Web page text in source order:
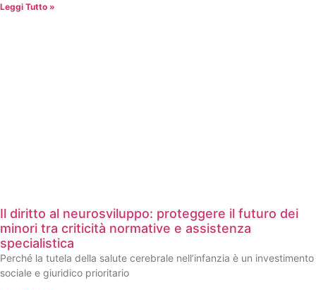
Leggi Tutto »
Il diritto al neurosviluppo: proteggere il futuro dei
minori tra criticità normative e assistenza
specialistica
Perché la tutela della salute cerebrale nell’infanzia è un investimento
sociale e giuridico prioritario